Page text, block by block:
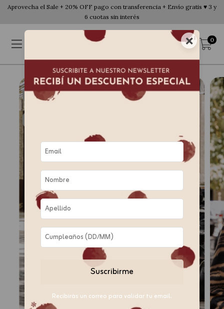
Aprovecha el Sale + 20% OFF pago con transferencia + Envío gratis ♥ 3 y
6 cuotas sin interés
0
17
OFF
×
Suscribirme
Recibirás un correo para validar tu email.